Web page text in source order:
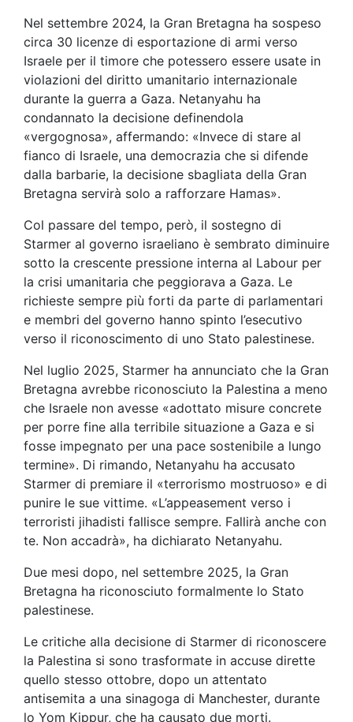
Nel settembre 2024, la Gran Bretagna ha sospeso
circa 30 licenze di esportazione di armi verso
Israele per il timore che potessero essere usate in
violazioni del diritto umanitario internazionale
durante la guerra a Gaza. Netanyahu ha
condannato la decisione definendola
«vergognosa», affermando: «Invece di stare al
fianco di Israele, una democrazia che si difende
dalla barbarie, la decisione sbagliata della Gran
Bretagna servirà solo a rafforzare Hamas».
Col passare del tempo, però, il sostegno di
Starmer al governo israeliano è sembrato diminuire
sotto la crescente pressione interna al Labour per
la crisi umanitaria che peggiorava a Gaza. Le
richieste sempre più forti da parte di parlamentari
e membri del governo hanno spinto l’esecutivo
verso il riconoscimento di uno Stato palestinese.
Nel luglio 2025, Starmer ha annunciato che la Gran
Bretagna avrebbe riconosciuto la Palestina a meno
che Israele non avesse «adottato misure concrete
per porre fine alla terribile situazione a Gaza e si
fosse impegnato per una pace sostenibile a lungo
termine». Di rimando, Netanyahu ha accusato
Starmer di premiare il «terrorismo mostruoso» e di
punire le sue vittime. «L’appeasement verso i
terroristi jihadisti fallisce sempre. Fallirà anche con
te. Non accadrà», ha dichiarato Netanyahu.
Due mesi dopo, nel settembre 2025, la Gran
Bretagna ha riconosciuto formalmente lo Stato
palestinese.
Le critiche alla decisione di Starmer di riconoscere
la Palestina si sono trasformate in accuse dirette
quello stesso ottobre, dopo un attentato
antisemita a una sinagoga di Manchester, durante
lo Yom Kippur, che ha causato due morti.